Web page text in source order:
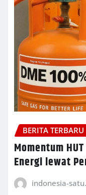
BERITA TERBARU
Momentum
Energi lewat
indonesia-